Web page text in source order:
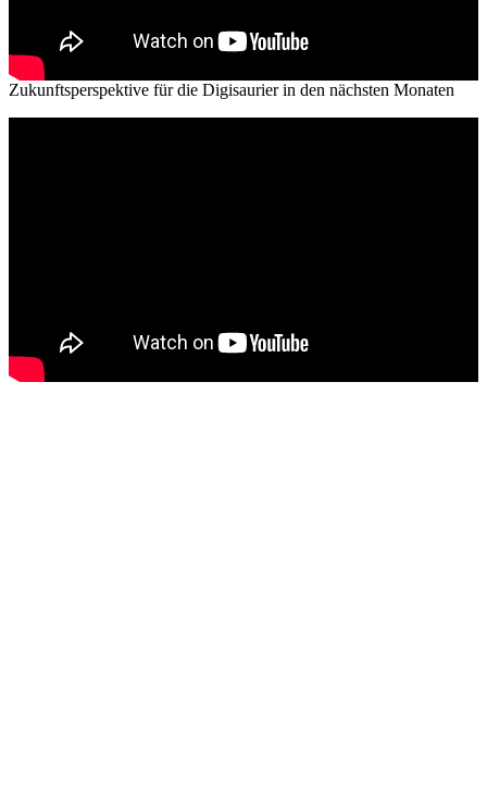
Zukunftsperspektive für die Digisaurier in den nächsten Monaten